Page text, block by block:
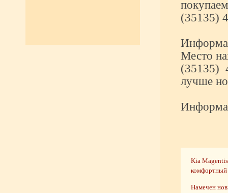
(35135)
Место
(35135)
лучше
Kia
комфортный
Намечен